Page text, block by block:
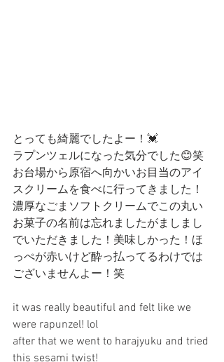
とっても綺麗でしたよー！💓
ラプンツェルになった気分でした😊笑
お台場から原宿へ向かいお目当のアイ
スクリームを食べに行ってきました！
濃厚なごまソフトクリームでこの丸い
お菓子の名前は忘れましたがましまし
でいただきました！美味しかった！ほ
っぺが赤いけど酔っ払ってるわけでは
ございませんよー！笑
it was really beautiful and felt like we
were rapunzel! lol
after that we went to harajyuku and tried
this sesami twist!